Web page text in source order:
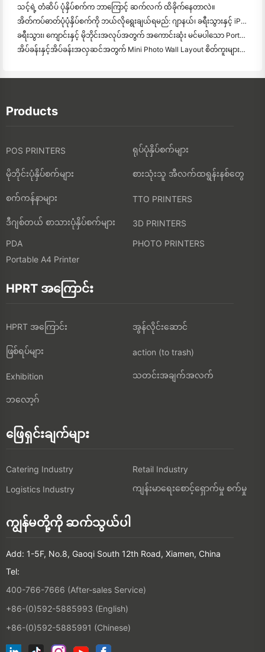
သင့်ရဲ့ တံဆိပ် ပုံနှိပ်စက်က ဘာကြောင့် ဆက်လက် ထိခိုက်နေတာလဲ။
အိတ်ကပ်ဓာတ်ပုံပုံနှိပ်စက်ကို ဘယ်လိုရွေးချယ်ရမည်: ဂျာနယ်၊ ခရီးသွားနှင့် iPhone အသုံးပြုသူများအတွက် အပြည့်အဝ
ခရီးသွား၊ ကျောင်းနှင့် မိုဘိုင်းအလုပ်အတွက် အကောင်းဆုံး မင်မပါသော Portable Printer: Hanin MT620 Pro Review
အိပ်ခန်းနှင့်အိပ်ခန်းအလှဆင်အတွက် Mini Photo Wall Layout စိတ်ကူးများနှင့်အကြံပေးချက်များ
Products
POS PRINTERS ရုပ်ပုံနှိပ်စက်များ
မိုဘိုင်းပုံနှိပ်စက်များ စားသုံးသူ အီလက်ထရွန်းနစ်တွေ
စက်ကန်နာများ TTO PRINTERS
ဒီဂျစ်တယ် စာသားပုံနှိပ်စက်များ
3D PRINTERS
PDA
PHOTO PRINTERS
Portable A4 Printer
HPRT အကြောင်း
HPRT အကြောင်း အွန်လိုင်းဆောင်
ဖြစ်ရပ်များ action (to trash)
Exhibition သတင်းအချက်အလက်
ဘလော့ဂ်
ဖြေရှင်းချက်များ
Catering Industry
Retail Industry
Logistics Industry
ကျန်းမာရေးစောင့်ရှောက်မှု စက်မှု
ကျွန်မတို့ကို ဆက်သွယ်ပါ
Add: 1-5F, No.8, Gaoqi South 12th Road, Xiamen, China
Tel:
400-766-7666 (After-sales Service)
+86-(0)592-5885993 (English)
+86-(0)592-5885991 (Chinese)